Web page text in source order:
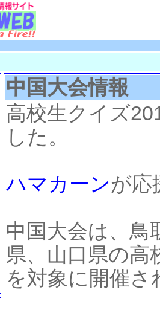
中国大会情報
高校生クイズ
した。
ハマカーンが応
中国大会は、鳥
県、山口県の高
を対象に開催さ